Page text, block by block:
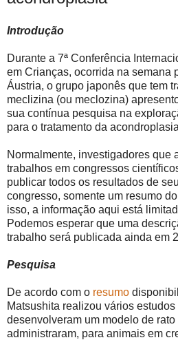
Introdução
Durante a 7ª Conferência
em Crianças, ocorrida na semana
Áustria, o grupo japonês que tem
meclizina (ou meclozina)
sua contínua pesquisa na
para o tratamento da
Normalmente, investigadores que
trabalhos em congressos
publicar todos os resultados de
congresso, somente um resumo
isso, a informação aqui está
Podemos esperar que uma
trabalho será publicada ainda em
Pesquisa
De acordo com o resumo
Matsushita realizou vários
desenvolveram um modelo de
administraram, para animais em